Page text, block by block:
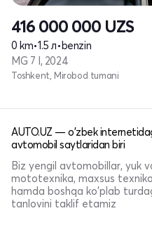
416 000 000 UZS
0 km•1.5 л•benzin
MG 7 I, 2024
Toshkent, Mirobod tumani
AUTO.UZ — o'zbek
avtomobil saytlaridan biri
Biz yengil avtomobillar, yuk
mototexnika, maxsus texnika
hamda boshqa ko'plab
tanlovini taklif etamiz